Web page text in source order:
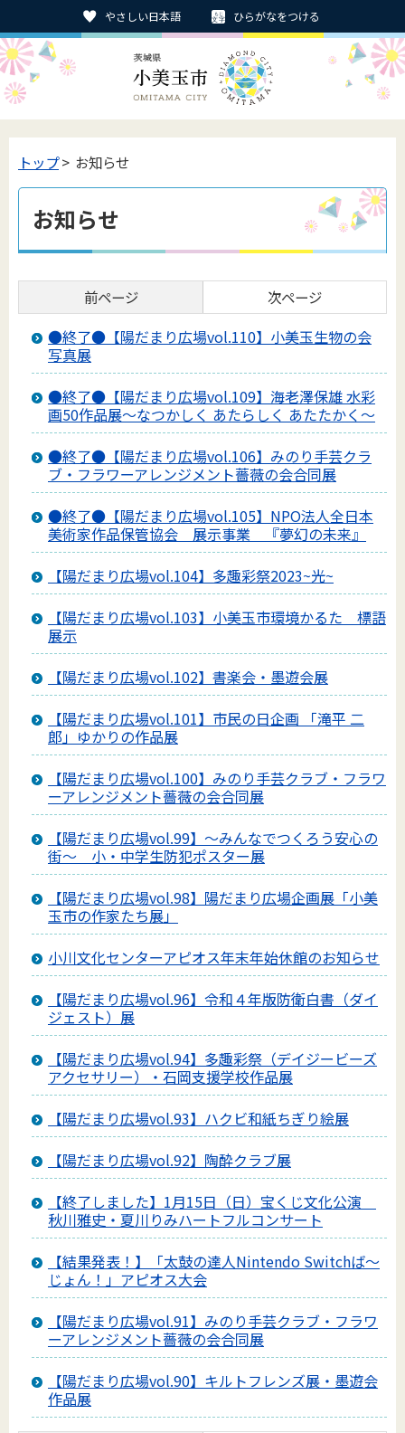
やさしい日本語 ひらがなをつける
トップ> お知らせ
お知らせ
前ページ 次ページ
●終了●【陽だまり広場vol.110】小美玉生物の会
写真展
●終了●【陽だまり広場vol.109】海老澤保雄 水彩
画50作品展～なつかしく あたらしく あたたかく～
●終了●【陽だまり広場vol.106】みのり手芸クラ
ブ・フラワーアレンジメント薔薇の会合同展
●終了●【陽だまり広場vol.105】NPO法人全日本
美術家作品保管協会 展示事業 『夢幻の未来』
【陽だまり広場vol.104】多趣彩祭2023~光~
【陽だまり広場vol.103】小美玉市環境かるた 標語
展示
【陽だまり広場vol.102】書楽会・墨遊会展
【陽だまり広場vol.101】市民の日企画 「滝平 二
郎」ゆかりの作品展
【陽だまり広場vol.100】みのり手芸クラブ・フラワ
ーアレンジメント薔薇の会合同展
【陽だまり広場vol.99】～みんなでつくろう安心の
街～ 小・中学生防犯ポスター展
【陽だまり広場vol.98】陽だまり広場企画展「小美
玉市の作家たち展」
小川文化センターアピオス年末年始休館のお知らせ
【陽だまり広場vol.96】令和４年版防衛白書（ダイ
ジェスト）展
【陽だまり広場vol.94】多趣彩祭（デイジービーズ
アクセサリー）・石岡支援学校作品展
【陽だまり広場vol.93】ハクビ和紙ちぎり絵展
【陽だまり広場vol.92】陶酔クラブ展
【終了しました】1月15日（日）宝くじ文化公演
秋川雅史・夏川りみハートフルコンサート
【結果発表！】「太鼓の達人Nintendo Switchば～
じょん！」アピオス大会
【陽だまり広場vol.91】みのり手芸クラブ・フラワ
ーアレンジメント薔薇の会合同展
【陽だまり広場vol.90】キルトフレンズ展・墨遊会
作品展